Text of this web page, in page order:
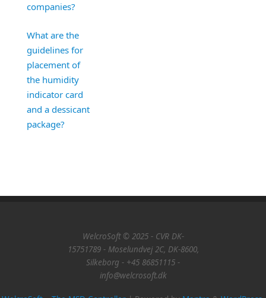
companies?
What are the
guidelines for
placement of
the humidity
indicator card
and a dessicant
package?
WelcroSoft © 2025 - CVR DK-
15751789 - Moselundvej 2C, DK-8600,
Silkeborg - +45 86851115 -
info@welcrosoft.dk